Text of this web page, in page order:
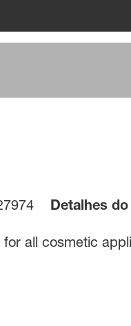
Detalhes
all cosmetic